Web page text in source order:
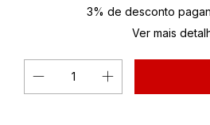
3% de desconto
Ver mais